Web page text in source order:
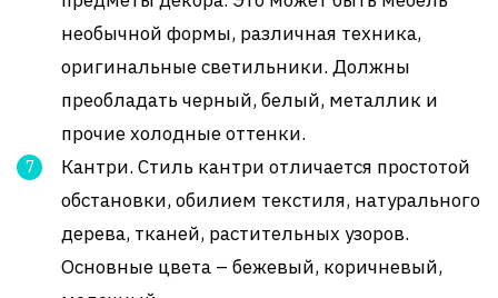
необычной формы, различная техника,
оригинальные светильники. Должны
преобладать черный, белый, металлик и
прочие холодные оттенки.
Кантри. Стиль кантри отличается простотой
обстановки, обилием текстиля, натурального
дерева, тканей, растительных узоров.
Основные цвета – бежевый, коричневый,